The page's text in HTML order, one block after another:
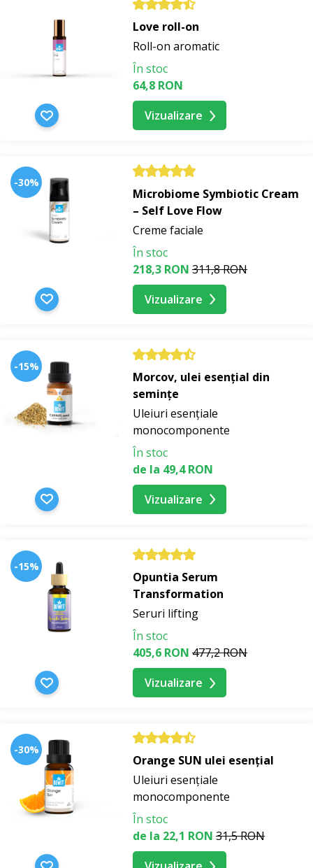
Love roll-on
Roll-on aromatic
În stoc
64,8 RON
Vizualizare
-30%
Microbiome Symbiotic Cream
– Self Love Flow
Creme faciale
În stoc
218,3 RON 311,8 RON
Vizualizare
-15%
Morcov, ulei esențial din
semințe
Uleiuri esențiale
monocomponente
În stoc
de la 49,4 RON
Vizualizare
-15%
Opuntia Serum
Transformation
Seruri lifting
În stoc
405,6 RON 477,2 RON
Vizualizare
-30%
Orange SUN ulei esențial
Uleiuri esențiale
monocomponente
În stoc
de la 22,1 RON 31,5 RON